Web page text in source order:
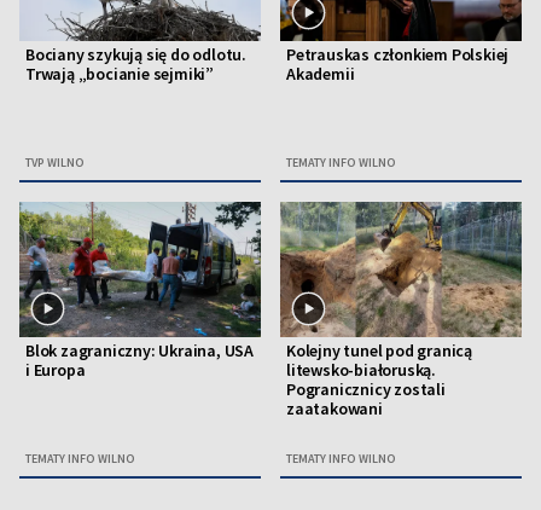
Bociany szykują się do odlotu.
Trwają „bocianie sejmiki”
TVP WILNO
Petrauskas członkiem Polskiej
Akademii
TEMATY INFO WILNO
Blok zagraniczny: Ukraina, USA
i Europa
TEMATY INFO WILNO
Kolejny tunel pod granicą
litewsko-białoruską.
Pogranicznicy zostali
zaatakowani
TEMATY INFO WILNO